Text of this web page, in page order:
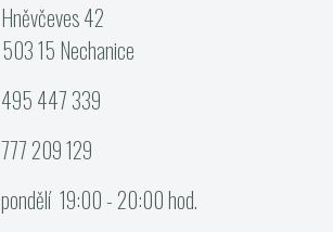
Hněvčeves 42
503 15 Nechanice
495 447 339
777 209 129
pondělí 19:00 - 20:00 hod.